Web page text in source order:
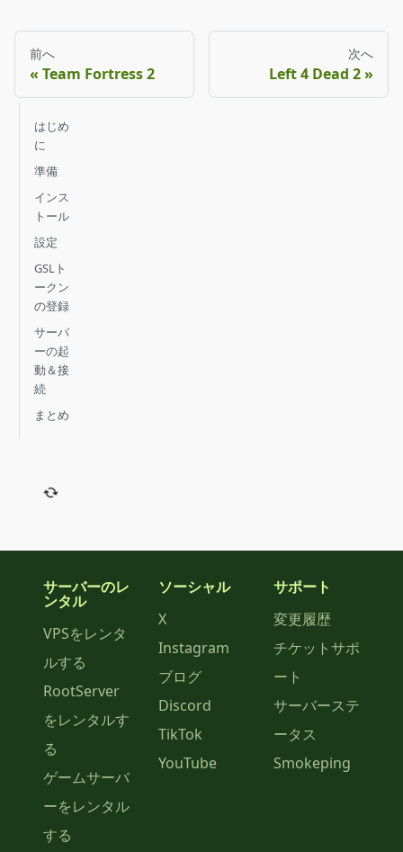
前へ
Team Fortress 2
次へ
Left 4 Dead 2
はじめ
に
準備
インス
トール
設定
GSLト
ークン
の登録
サーバ
ーの起
動＆接
続
まとめ
サーバーのレ
ンタル
VPSをレンタ
ルする
RootServer
をレンタルす
る
ゲームサーバ
ーをレンタル
する
ソーシャル
X
Instagram
ブログ
Discord
TikTok
YouTube
サポート
変更履歴
チケットサポ
ート
サーバーステ
ータス
Smokeping